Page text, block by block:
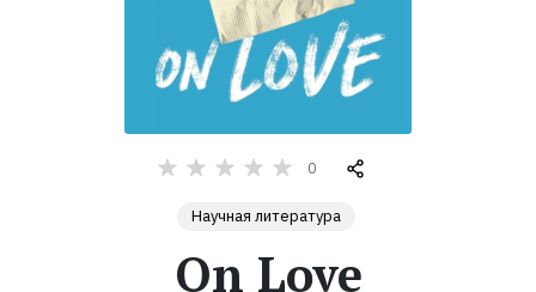
0
Научная литература
On Love